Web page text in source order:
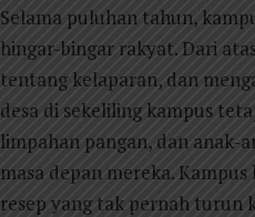
Selama puluhan tahun,
hingar-bingar rakyat. Dari
tentang kelaparan, dan
desa di sekeliling kampus
limpahan pangan, dan anak-
masa depan mereka.
resep yang tak pernah turun